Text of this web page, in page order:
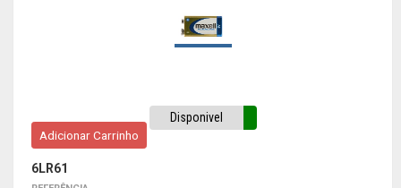
Adicionar Carrinho
Disponivel
6LR61